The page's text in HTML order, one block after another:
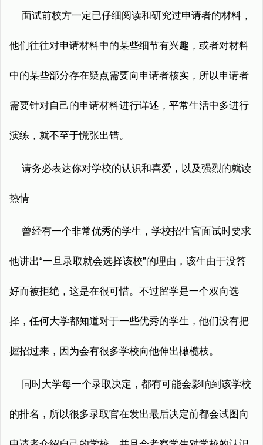
面试前校方一定已仔细阅读和研究过申请者的材料，
他们往往对申请材料中的某些细节有兴趣，或者对材料
中的某些部分存在疑点需要向申请者核实，所以申请者
需要针对自己的申请材料进行详述，平常生活中多进行
演练，就不至于慌张出错。
请务必表达你对学校的认识和喜爱，以及强烈的就读
热情
曾经有一个非常优秀的学生，学校招生官面试时要求
他讲出“一旦录取就会选择该校”的理由，该生由于没答
好而被拒绝，这是在很可惜。不过留学是一个双向选
择，任何大学都知道对于一些优秀的学生，他们没有把
握招过来，因为会有很多学校向他伸出橄榄枝。
同时大学每一个录取决定，都有可能会影响到该学校
的排名，所以很多录取官在发出最后决定前都会试图向